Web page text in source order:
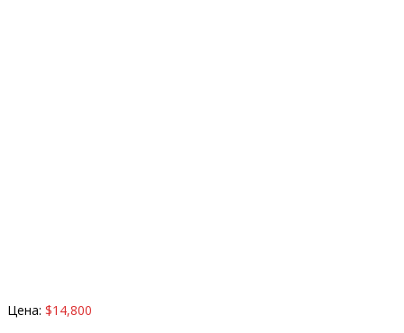
Цена: $14,800